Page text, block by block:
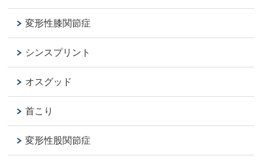
変形性膝関節症
シンスプリント
オスグッド
首こり
変形性股関節症